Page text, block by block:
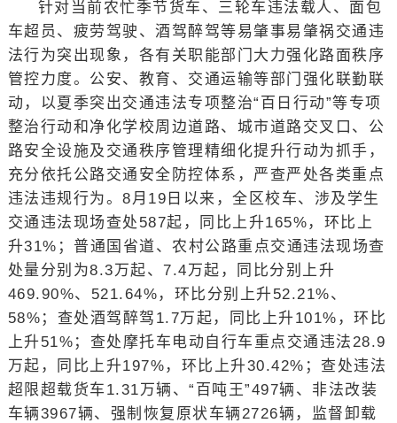
针对当前农忙季节货车、三轮车违法载人、面包
车超员、疲劳驾驶、酒驾醉驾等易肇事易肇祸交通违
法行为突出现象，各有关职能部门大力强化路面秩序
管控力度。公安、教育、交通运输等部门强化联勤联
动，以夏季突出交通违法专项整治“百日行动”等专项
整治行动和净化学校周边道路、城市道路交叉口、公
路安全设施及交通秩序管理精细化提升行动为抓手，
充分依托公路交通安全防控体系，严查严处各类重点
违法违规行为。8月19日以来，全区校车、涉及学生
交通违法现场查处587起，同比上升165%，环比上
升31%；普通国省道、农村公路重点交通违法现场查
处量分别为8.3万起、7.4万起，同比分别上升
469.90%、521.64%，环比分别上升52.21%、
58%；查处酒驾醉驾1.7万起，同比上升101%，环比
上升51%；查处摩托车电动自行车重点交通违法28.9
万起，同比上升197%，环比上升30.42%；查处违法
超限超载货车1.31万辆、“百吨王”497辆、非法改装
车辆3967辆、强制恢复原状车辆2726辆，监督卸载